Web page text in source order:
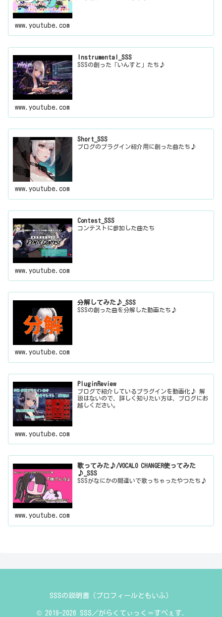
www.youtube.com
Instrumental_SSS
SSSの創った「いんすと」たち♪
www.youtube.com
Short_SSS
ブログのプラグイン紹介用に創った曲たち♪
www.youtube.com
Contest_SSS
コンテストに参加した曲たち
www.youtube.com
分解してみた♪_SSS
SSSの創った曲を分解した動画たち♪
www.youtube.com
PluginReview
ブログで紹介しているプラグインを動画化♪ 解
説はないので、詳しく知りたい方は、ブログにお
越しください。
www.youtube.com
歌ってみた♪/VOCALO CHANGER使ってみた
♪_SSS
SSSがなにかの間違いで歌っちゃったやつたち♪
www.youtube.com
SSSの説明書（プロフィールともいふ）
© 2019-2026 SSS／がらくてぃっく＝すぺぇす.